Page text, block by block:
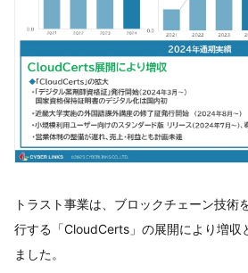
トラスト事業は、ブロックチェーン技術
行する「CloudCerts」の展開により増収
ました。